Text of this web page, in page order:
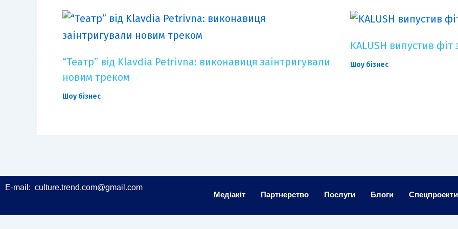
“Театр” від Klavdia Petrivna: виконавиця заінтригували
новим треком
Шоу бізнес
KALUSH випустив
Шоу бізнес
E-mail: culture.trend.com@gmail.com
Медіакіт
Партнерство Послуги Блоги Спецпроекти